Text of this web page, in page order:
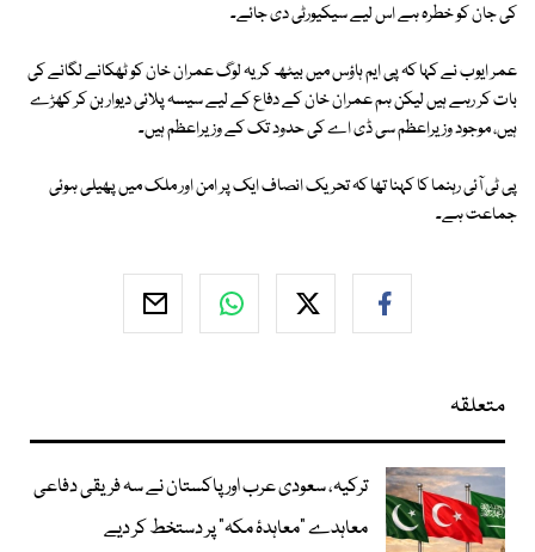
کی جان کو خطرہ ہے اس لیے سیکیورٹی دی جائے۔
عمر ایوب نے کہا کہ پی ایم ہاؤس میں بیٹھ کر یہ لوگ عمران خان کو ٹھکانے لگانے کی
بات کر رہے ہیں لیکن ہم عمران خان کے دفاع کے لیے سیسہ پلائی دیوار بن کر کھڑے
ہیں، موجود وزیراعظم سی ڈی اے کی حدود تک کے وزیراعظم ہیں۔
پی ٹی آئی رہنما کا کہنا تھا کہ تحریک انصاف ایک پر امن اور ملک میں پھیلی ہوئی
جماعت ہے۔
متعلقہ
ترکیہ، سعودی عرب اور پاکستان نے سہ فریقی دفاعی
معاہدے "معاہدۂ مکہ" پر دستخط کر دیے